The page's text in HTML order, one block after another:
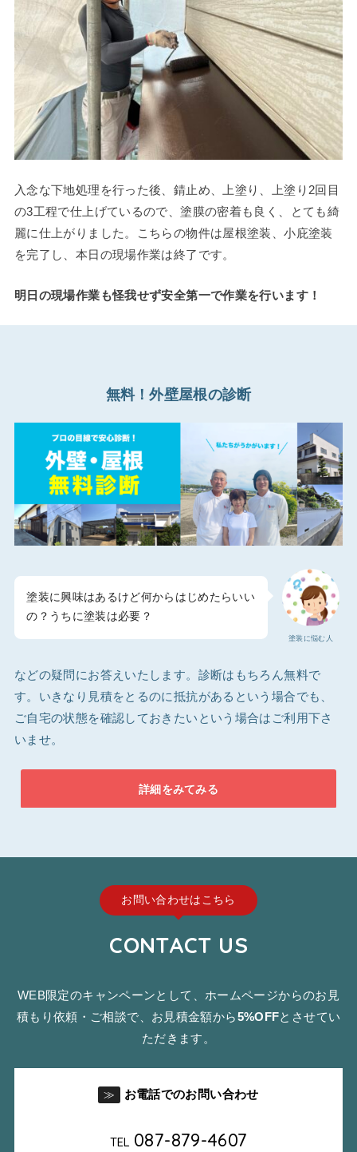
入念な下地処理を行った後、錆止め、上塗り、上塗り2回目
の3工程で仕上げているので、塗膜の密着も良く、とても綺
麗に仕上がりました。こちらの物件は屋根塗装、小庇塗装
を完了し、本日の現場作業は終了です。
明日の現場作業も怪我せず安全第一で作業を行います！
無料！外壁屋根の診断
塗装に悩む人
塗装に興味はあるけど何からはじめたらいい
の？うちに塗装は必要？
などの疑問にお答えいたします。診断はもちろん無料で
す。いきなり見積をとるのに抵抗があるという場合でも、
ご自宅の状態を確認しておきたいという場合はご利用下さ
いませ。
詳細をみてみる
お問い合わせはこちら
CONTACT US
WEB限定のキャンペーンとして、ホームページからのお見
積もり依頼・ご相談で、お見積金額から5%OFFとさせてい
ただきます。
≫ お電話でのお問い合わせ
TEL 087-879-4607